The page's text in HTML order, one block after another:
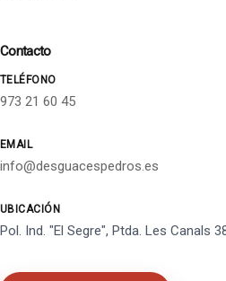
Contacto
TELÉFONO
973 21 60 45
EMAIL
info@desguacespedros.es
UBICACIÓN
Pol. Ind. "El Segre", Ptda. Les Canals